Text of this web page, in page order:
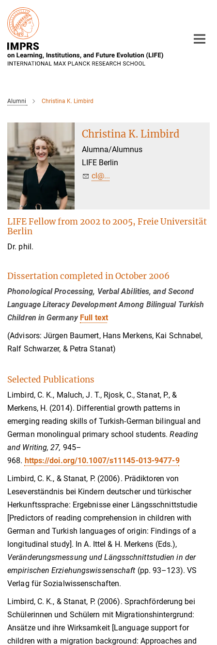
Main-
Content
Alumni Christina K. Limbird
Christina K. Limbird
Alumna/Alumnus
LIFE Berlin
cl@...
LIFE Fellow from 2002 to 2005, Freie Universität
Berlin
Dr. phil.
Dissertation completed in October 2006
Phonological Processing, Verbal Abilities, and Second
Language Literacy Development Among Bilingual Turkish
Children in Germany Full text
(Advisors: Jürgen Baumert, Hans Merkens, Kai Schnabel,
Ralf Schwarzer, & Petra Stanat)
Selected Publications
Limbird, C. K., Maluch, J. T., Rjosk, C., Stanat, P., &
Merkens, H. (2014). Differential growth patterns in
emerging reading skills of Turkish-German bilingual and
German monolingual primary school students.Reading
and Writing, 27, 945–
968. https://doi.org/10.1007/s11145-013-9477-9
Limbird, C. K., & Stanat, P. (2006). Prädiktoren von
Leseverständnis bei Kindern deutscher und türkischer
Herkunftssprache: Ergebnisse einer Längsschnittstudie
[Predictors of reading comprehension in children with
German and Turkish languages of origin: Findings of a
longitudinal study]. In A. Ittel & H. Merkens (Eds.),
Veränderungsmessung und Längsschnittstudien in der
empirischen Erziehungswissenschaft (pp. 93–123). VS
Verlag für Sozialwissenschaften.
Limbird, C. K., & Stanat, P. (2006). Sprachförderung bei
Schülerinnen und Schülern mit Migrationshintergrund:
Ansätze und ihre Wirksamkeit [Language support for
children with a migration background: Approaches and